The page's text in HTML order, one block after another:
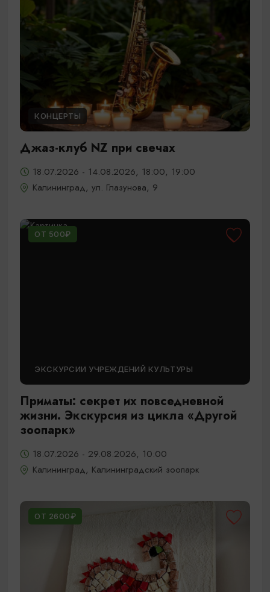
КОНЦЕРТЫ
Джаз-клуб NZ при свечах
18.07.2026 - 14.08.2026, 18:00, 19:00
Калининград, ул. Глазунова, 9
ОТ 500₽
ЭКСКУРСИИ УЧРЕЖДЕНИЙ КУЛЬТУРЫ
Приматы: секрет их повседневной
жизни. Экскурсия из цикла «Другой
зоопарк»
18.07.2026 - 29.08.2026, 10:00
Калининград, Калининградский зоопарк
ОТ 2600₽